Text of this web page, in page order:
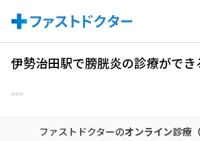
伊勢治田駅で膀胱炎の診療ができ
ファストドクターのオンライン診療